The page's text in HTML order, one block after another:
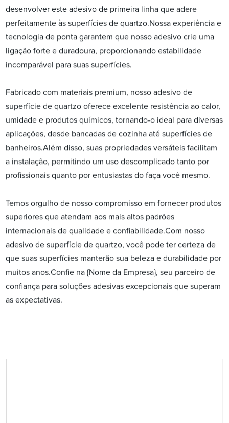
desenvolver este adesivo de primeira linha que adere
perfeitamente às superfícies de quartzo.Nossa experiência e
tecnologia de ponta garantem que nosso adesivo crie uma
ligação forte e duradoura, proporcionando estabilidade
incomparável para suas superfícies.
Fabricado com materiais premium, nosso adesivo de
superfície de quartzo oferece excelente resistência ao calor,
umidade e produtos químicos, tornando-o ideal para diversas
aplicações, desde bancadas de cozinha até superfícies de
banheiros.Além disso, suas propriedades versáteis facilitam
a instalação, permitindo um uso descomplicado tanto por
profissionais quanto por entusiastas do faça você mesmo.
Temos orgulho de nosso compromisso em fornecer produtos
superiores que atendam aos mais altos padrões
internacionais de qualidade e confiabilidade.Com nosso
adesivo de superfície de quartzo, você pode ter certeza de
que suas superfícies manterão sua beleza e durabilidade por
muitos anos.Confie na {Nome da Empresa}, seu parceiro de
confiança para soluções adesivas excepcionais que superam
as expectativas.